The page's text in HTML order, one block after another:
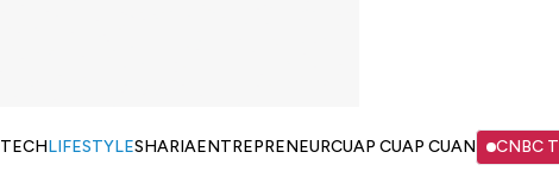
TECHLIFESTYLESHARIAENTREPRENEURCUAP CUAP CUAN CNBC